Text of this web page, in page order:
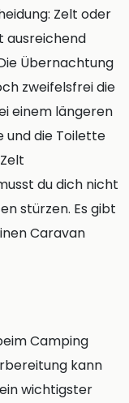
Zelt oder
ausreichend
Übernachtung
zweifelsfrei die
einem längeren
und die Toilette
du dich nicht
stürzen. Es gibt
Caravan
Camping
kann
wichtigster